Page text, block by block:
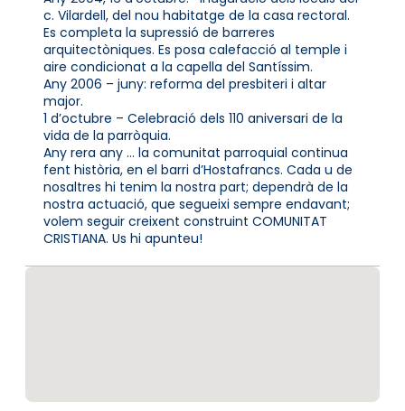
c. Vilardell, del nou habitatge de la casa rectoral.
Es completa la supressió de barreres
arquitectòniques. Es posa calefacció al temple i
aire condicionat a la capella del Santíssim.
Any 2006 – juny: reforma del presbiteri i altar
major.
1 d’octubre – Celebració dels 110 aniversari de la
vida de la parròquia.
Any rera any … la comunitat parroquial continua
fent història, en el barri d’Hostafrancs. Cada u de
nosaltres hi tenim la nostra part; dependrà de la
nostra actuació, que segueixi sempre endavant;
volem seguir creixent construint COMUNITAT
CRISTIANA. Us hi apunteu!